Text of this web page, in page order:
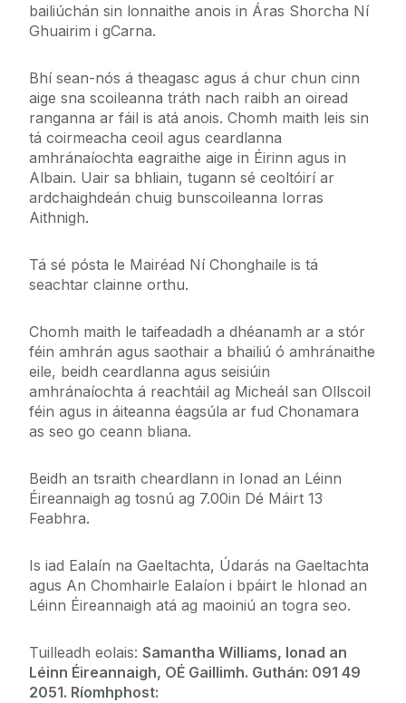
bailiúchán sin lonnaithe anois in Áras Shorcha Ní
Ghuairim i gCarna.
Bhí sean-nós á theagasc agus á chur chun cinn
aige sna scoileanna tráth nach raibh an oiread
ranganna ar fáil is atá anois. Chomh maith leis sin
tá coirmeacha ceoil agus ceardlanna
amhránaíochta eagraithe aige in Éirinn agus in
Albain. Uair sa bhliain, tugann sé ceoltóirí ar
ardchaighdeán chuig bunscoileanna Iorras
Aithnigh.
Tá sé pósta le Mairéad Ní Chonghaile is tá
seachtar clainne orthu.
Chomh maith le taifeadadh a dhéanamh ar a stór
féin amhrán agus saothair a bhailiú ó amhránaithe
eile, beidh ceardlanna agus seisiúin
amhránaíochta á reachtáil ag Micheál san Ollscoil
féin agus in áiteanna éagsúla ar fud Chonamara
as seo go ceann bliana.
Beidh an tsraith cheardlann in Ionad an Léinn
Éireannaigh ag tosnú ag 7.00in Dé Máirt 13
Feabhra.
Is iad Ealaín na Gaeltachta, Údarás na Gaeltachta
agus An Chomhairle Ealaíon i bpáirt le hIonad an
Léinn Éireannaigh atá ag maoiniú an togra seo.
Tuilleadh eolais: Samantha Williams, Ionad an
Léinn Éireannaigh, OÉ Gaillimh. Guthán: 091 49
2051. Ríomhphost: